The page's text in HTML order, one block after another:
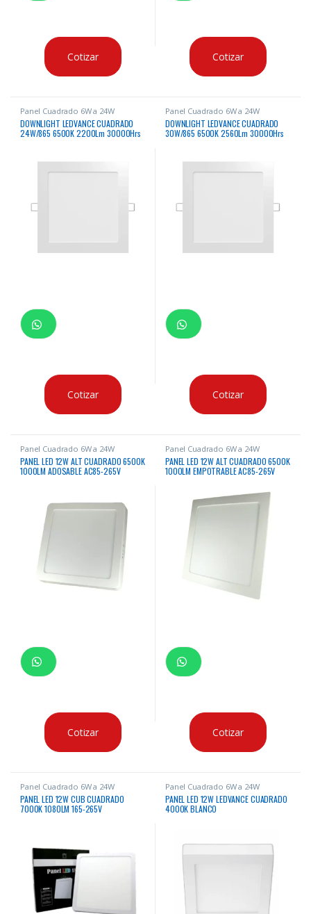
Cotizar Cotizar
Panel Cuadrado 6W a 24W
DOWNLIGHT LEDVANCE CUADRADO
24W/865 6500K 2200Lm 30000Hrs
Cotizar
Panel Cuadrado 6W a 24W
DOWNLIGHT LEDVANCE CUADRADO
30W/865 6500K 2560Lm 30000Hrs
Cotizar
Panel Cuadrado 6W a 24W
PANEL LED 12W ALT CUADRADO 6500K
1000LM ADOSABLE AC85-265V
Cotizar
Panel Cuadrado 6W a 24W
PANEL LED 12W ALT CUADRADO 6500K
1000LM EMPOTRABLE AC85-265V
Cotizar
Panel Cuadrado 6W a 24W
PANEL LED 12W CUB CUADRADO
7000K 1080LM 165-265V
Panel Cuadrado 6W a 24W
PANEL LED 12W LEDVANCE CUADRADO
4000K BLANCO